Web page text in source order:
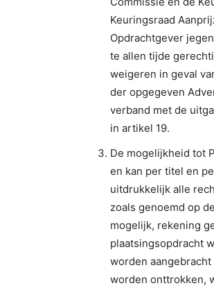
Keuringsraad
Opdrachtgever
te allen tijde
weigeren in geval
der opgegeven
verband met de
in artikel 19.
De mogelijkheid tot
en kan per titel en
uitdrukkelijk alle
zoals genoemd op
mogelijk, rekening
plaatsingsopdracht
worden
worden onttrokken,